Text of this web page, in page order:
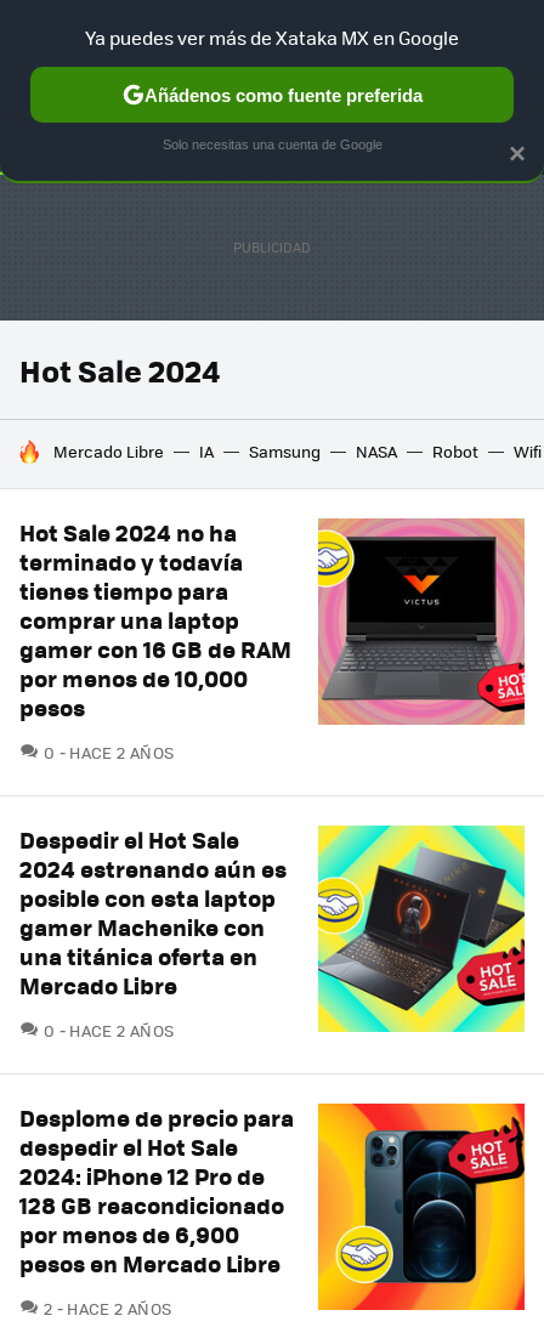
SELECCIÓN GAMING HOME AUTO TERRITORIO
Hot Sale 2024
HOY SE HABLA DE
Mercado Libre IA Samsung NASA Robot Wifi
Hot Sale 2024 no ha
terminado y todavía
tienes tiempo para
comprar una laptop
gamer con 16 GB de RAM
por menos de 10,000
pesos
0 COMENTARIOS
HACE 2 AÑOS
Despedir el Hot Sale
2024 estrenando aún es
posible con esta laptop
gamer Machenike con
una titánica oferta en
Mercado Libre
0 COMENTARIOS
HACE 2 AÑOS
Desplome de precio para
despedir el Hot Sale
2024: iPhone 12 Pro de
128 GB reacondicionado
por menos de 6,900
pesos en Mercado Libre
2 COMENTARIOS
HACE 2 AÑOS
×
Ya puedes ver más de Xataka MX en Google
Añádenos como fuente preferida
Solo necesitas una cuenta de Google